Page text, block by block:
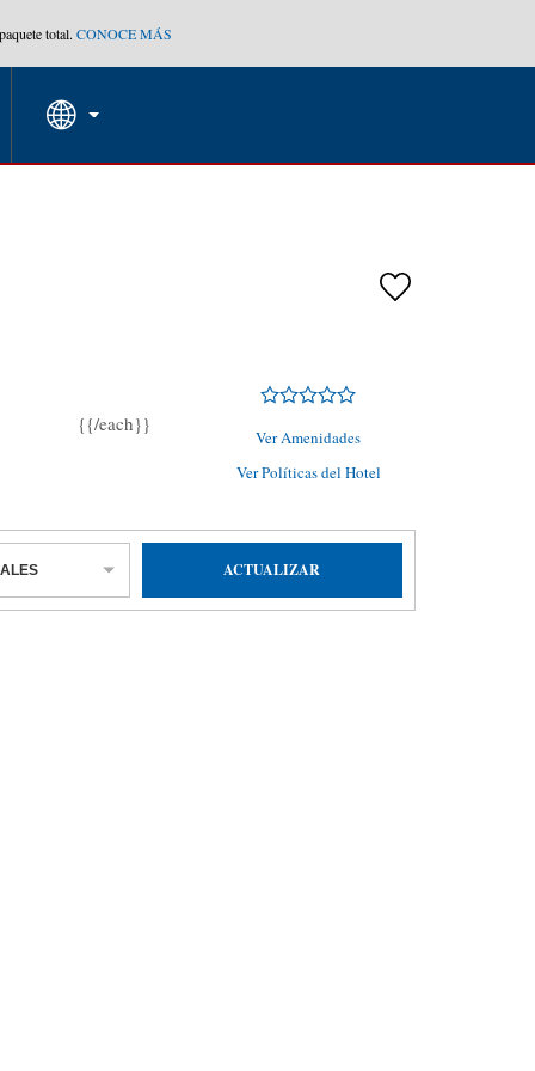
total.CONOCE MÁS
TARIFAS ESPECIALES
{{/each}}
Ver Amenidades
Ver Políticas del Hotel
ACTUALIZAR